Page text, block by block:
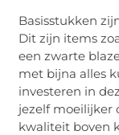
Basisstukken
Dit zijn items
een zwarte
met bijna alles
investeren in
jezelf moeilijker
kwaliteit boven